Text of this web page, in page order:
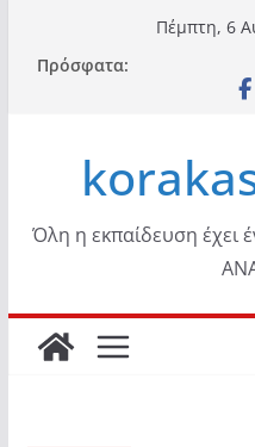
περιεχόμενο
Πέμπτη, 6
Πρόσφατα:
Όλη η εκπαίδευση έχει